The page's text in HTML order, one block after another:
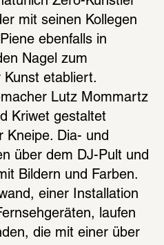
mit seinen Kollegen
ebenfalls in
Nagel zum
Kunst etabliert.
Lutz Mommartz
Kriwet gestaltet
Kneipe. Dia- und
über dem DJ-Pult und
Bildern und Farben.
einer Installation
laufen
die mit einer über